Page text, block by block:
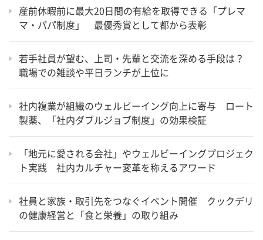
産前休暇前に最大20日間の有給を取得できる「プレマ
マ・パパ制度」 最優秀賞として都から表彰
若手社員が望む、上司・先輩と交流を深める手段は？
職場での雑談や平日ランチが上位に
社内複業が組織のウェルビーイング向上に寄与 ロート
製薬、「社内ダブルジョブ制度」の効果検証
「地元に愛される会社」やウェルビーイングプロジェク
ト実践 社内カルチャー変革を称えるアワード
社員と家族・取引先をつなぐイベント開催 クックデリ
の健康経営と「食と栄養」の取り組み